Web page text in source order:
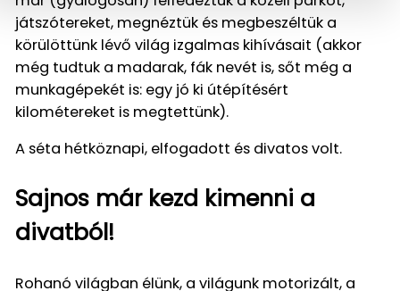
játszótereket, megnéztük és megbeszéltük a
körülöttünk lévő világ izgalmas kihívásait (akkor
még tudtuk a madarak, fák nevét is, sőt még a
munkagépekét is: egy jó ki útépítésért
kilométereket is megtettünk).
A séta hétköznapi, elfogadott és divatos volt.
Sajnos már kezd kimenni a
divatból!
Rohanó világban élünk, a világunk motorizált, a